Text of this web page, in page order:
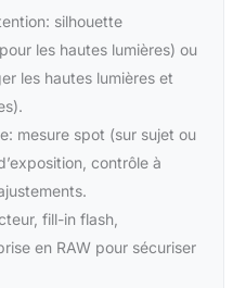
silhouette
les hautes lumières) ou
les hautes lumières et
mesure spot (sur sujet ou
contrôle à
fill-in flash,
en RAW pour sécuriser